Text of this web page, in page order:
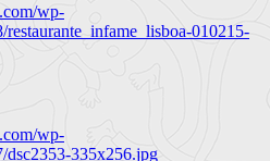
wp-
restaurante_infame_lisboa-010215-
wp-
dsc2353-335x256.jpg